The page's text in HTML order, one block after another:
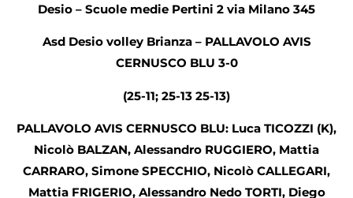
Desio – Scuole medie Pertini 2 via Milano 345
Asd Desio volley Brianza – PALLAVOLO AVIS
CERNUSCO BLU 3-0
(25-11; 25-13 25-13)
PALLAVOLO AVIS CERNUSCO BLU: Luca TICOZZI (K),
Nicolò BALZAN, Alessandro RUGGIERO, Mattia
CARRARO, Simone SPECCHIO, Nicolò CALLEGARI,
Mattia FRIGERIO, Alessandro Nedo TORTI, Diego